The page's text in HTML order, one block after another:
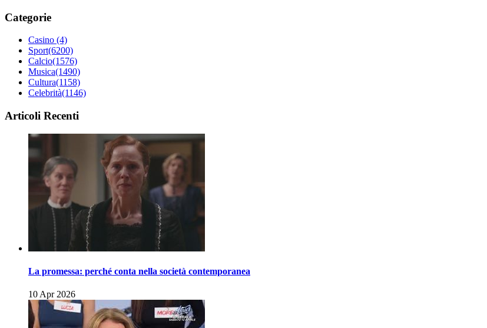
Categorie
Casino (4)
Sport(6200)
Calcio(1576)
Musica(1490)
Cultura(1158)
Celebrità(1146)
Articoli Recenti
La promessa: perché conta nella società contemporanea
10 Apr 2026